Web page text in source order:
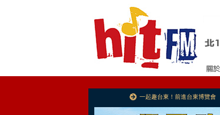
一起趣台東！前進台東博覽會